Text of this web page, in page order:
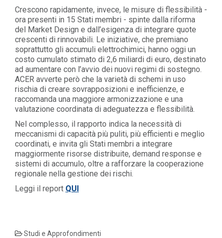
Crescono rapidamente, invece, le misure di flessibilità -
ora presenti in 15 Stati membri - spinte dalla riforma
del Market Design e dall’esigenza di integrare quote
crescenti di rinnovabili. Le iniziative, che premiano
soprattutto gli accumuli elettrochimici, hanno oggi un
costo cumulato stimato di 2,6 miliardi di euro, destinato
ad aumentare con l’avvio dei nuovi regimi di sostegno.
ACER avverte però che la varietà di schemi in uso
rischia di creare sovrapposizioni e inefficienze, e
raccomanda una maggiore armonizzazione e una
valutazione coordinata di adeguatezza e flessibilità.
Nel complesso, il rapporto indica la necessità di
meccanismi di capacità più puliti, più efficienti e meglio
coordinati, e invita gli Stati membri a integrare
maggiormente risorse distribuite, demand response e
sistemi di accumulo, oltre a rafforzare la cooperazione
regionale nella gestione dei rischi.
Leggi il report QUI
Studi e Approfondimenti